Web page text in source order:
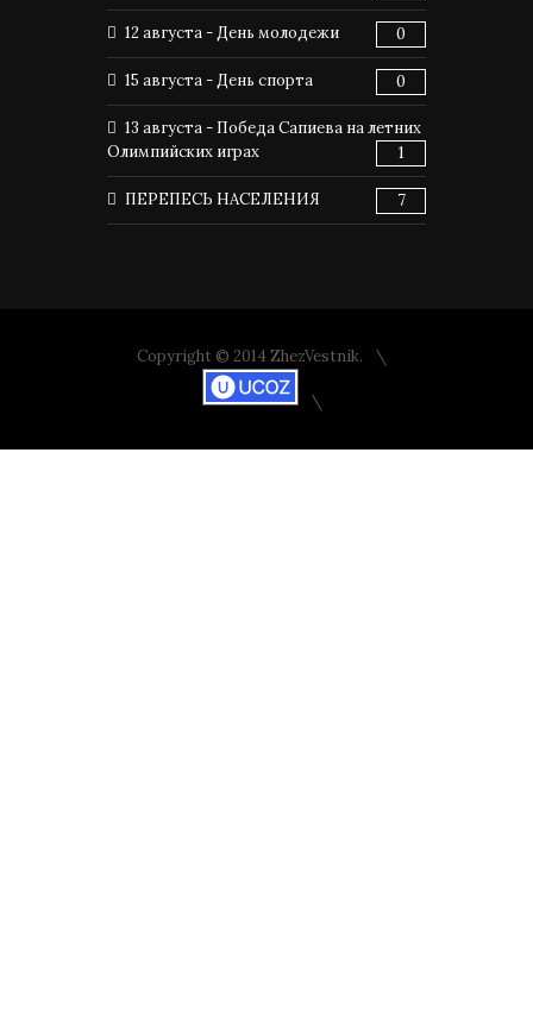
12 августа - День молодежи 0
15 августа - День спорта 0
13 августа - Победа Сапиева на летних
Олимпийских играх
1
ПЕРЕПЕСЬ НАСЕЛЕНИЯ 7
Copyright © 2014 ZhezVestnik.